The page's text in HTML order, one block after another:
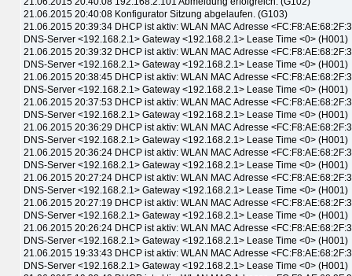
21.06.2015 20:40:08 Konfigurator Sitzung abgelaufen. (G103)
21.06.2015 20:39:34 DHCP ist aktiv: WLAN MAC Adresse
DNS-Server <192.168.2.1> Gateway <192.168.2.1> Lease Time <0> (H001)
21.06.2015 20:39:32 DHCP ist aktiv: WLAN MAC Adresse
DNS-Server <192.168.2.1> Gateway <192.168.2.1> Lease Time <0> (H001)
21.06.2015 20:38:45 DHCP ist aktiv: WLAN MAC Adresse
DNS-Server <192.168.2.1> Gateway <192.168.2.1> Lease Time <0> (H001)
21.06.2015 20:37:53 DHCP ist aktiv: WLAN MAC Adresse
DNS-Server <192.168.2.1> Gateway <192.168.2.1> Lease Time <0> (H001)
21.06.2015 20:36:29 DHCP ist aktiv: WLAN MAC Adresse
DNS-Server <192.168.2.1> Gateway <192.168.2.1> Lease Time <0> (H001)
21.06.2015 20:36:24 DHCP ist aktiv: WLAN MAC Adresse
DNS-Server <192.168.2.1> Gateway <192.168.2.1> Lease Time <0> (H001)
21.06.2015 20:27:24 DHCP ist aktiv: WLAN MAC Adresse
DNS-Server <192.168.2.1> Gateway <192.168.2.1> Lease Time <0> (H001)
21.06.2015 20:27:19 DHCP ist aktiv: WLAN MAC Adresse
DNS-Server <192.168.2.1> Gateway <192.168.2.1> Lease Time <0> (H001)
21.06.2015 20:26:24 DHCP ist aktiv: WLAN MAC Adresse
DNS-Server <192.168.2.1> Gateway <192.168.2.1> Lease Time <0> (H001)
21.06.2015 19:33:43 DHCP ist aktiv: WLAN MAC Adresse
DNS-Server <192.168.2.1> Gateway <192.168.2.1> Lease Time <0> (H001)